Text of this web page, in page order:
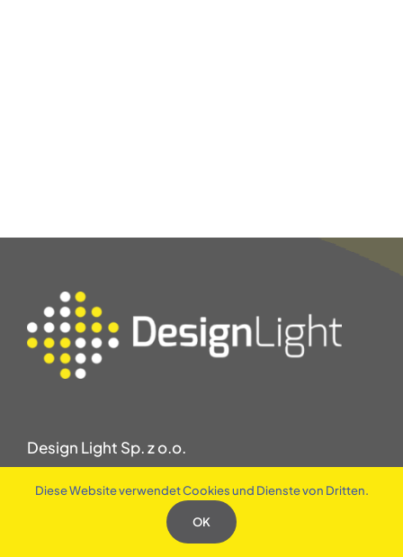
Design Light Sp. z o.o.
Wrocławska 1B, 48-340 Głuchołazy, Polen
USt-IdNr.: PL7532432005
REGON: 161526823
Diese Website verwendet Cookies und Dienste von Dritten.
OK